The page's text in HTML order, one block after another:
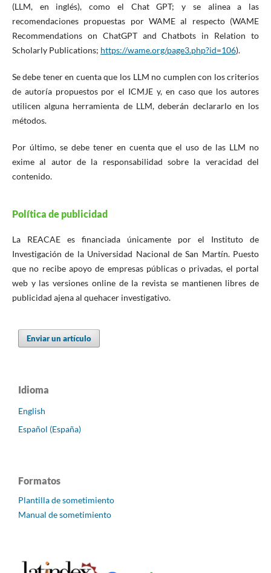
(LLM, en inglés), como el Chat GPT; y se alinea a las
recomendaciones propuestas por WAME al respecto (WAME
Recommendations on ChatGPT and Chatbots in Relation to
Scholarly Publications; https://wame.org/page3.php?id=106).
Se debe tener en cuenta que los LLM no cumplen con los criterios
de autoría propuestos por el ICMJE y, en caso que los autores
utilicen alguna herramienta de LLM, deberán declararlo en los
métodos.
Por último, se debe tener en cuenta que el uso de las LLM no
exime al autor de la responsabilidad sobre la veracidad del
contenido.
Política de publicidad
La REACAE es financiada únicamente por el Instituto de
Investigación de la Universidad Nacional de San Martín. Puesto
que no recibe apoyo de empresas públicas o privadas, el portal
web y las versiones online de la revista se mantienen libres de
publicidad ajena al quehacer investigativo.
Enviar un artículo
Idioma
English
Español (España)
Formatos
Plantilla de sometimiento
Manual de sometimiento